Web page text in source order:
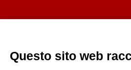
Questo sito web